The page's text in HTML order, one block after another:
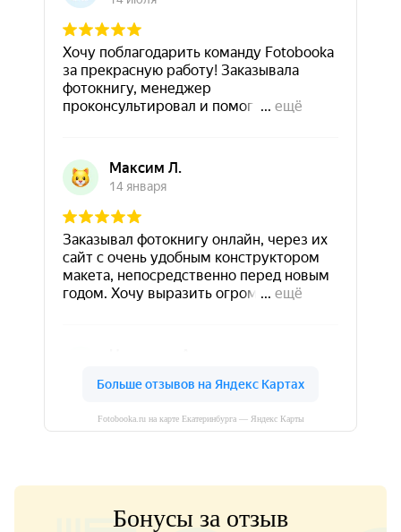
Fotobooka.ru на карте Екатеринбурга — Яндекс Карты
Бонусы за отзыв